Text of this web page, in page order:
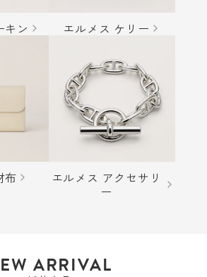
キン エルメス ケリー
布
エルメス アクセサリ
ー
ARRIVAL